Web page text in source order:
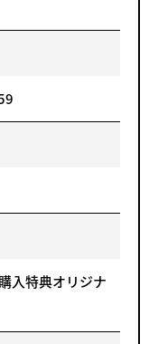
入特典オリジナ